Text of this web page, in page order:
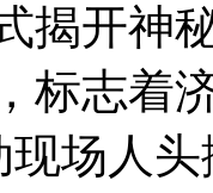
揭开神
标志着
现场人